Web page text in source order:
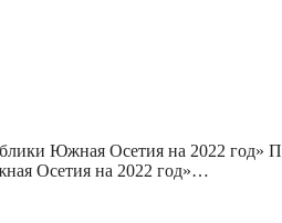
Южная Осетия на 2022 год»
Осетия на 2022 год»…